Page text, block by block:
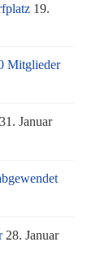
19.
Mitglieder
31. Januar
28. Januar